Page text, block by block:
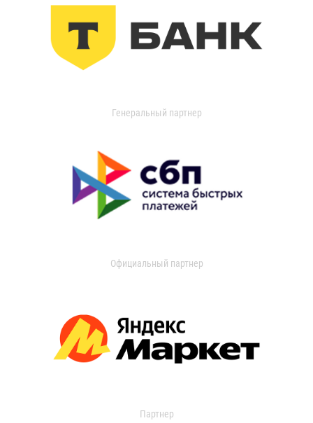
Генеральный партнер
Официальный партнер
Партнер